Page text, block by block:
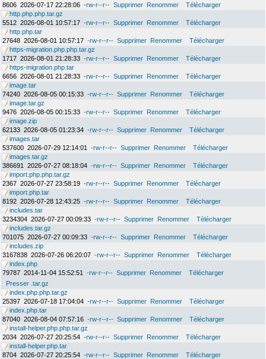
8606 2026-07-17 22:28:06 -rw-r--r-- Supprimer Renommer
Télécharger
http.php.php.tar.gz
5512 2026-08-01 10:57:17 -rw-r--r-- Supprimer Renommer
Télécharger
http.php.tar
27648 2026-08-01 10:57:17 -rw-r--r-- Supprimer Renommer
Télécharger
https-migration.php.php.tar.gz
1717 2026-08-01 21:28:33 -rw-r--r-- Supprimer Renommer
Télécharger
https-migration.php.tar
6656 2026-08-01 21:28:33 -rw-r--r-- Supprimer Renommer
Télécharger
image.tar
74240 2026-08-05 00:15:33 -rw-r--r-- Supprimer Renommer
Télécharger
image.tar.gz
9476 2026-08-05 00:15:33 -rw-r--r-- Supprimer Renommer
Télécharger
image.zip
62133 2026-08-05 01:23:34 -rw-r--r-- Supprimer Renommer
Télécharger
images.tar
537600 2026-07-29 12:14:01 -rw-r--r-- Supprimer Renommer
Télécharger
images.tar.gz
386691
2026-07-27 08:18:04 -rw-r--r-- Supprimer Renommer
Télécharger
import.php.php.tar.gz
2367 2026-07-27 23:58:19 -rw-r--r-- Supprimer Renommer
Télécharger
import.php.tar
8192 2026-07-28 12:43:25 -rw-r--r-- Supprimer Renommer
Télécharger
includes.tar
3234304 2026-07-27 00:09:33 -rw-r--r-- Supprimer Renommer
Télécharger
includes.tar.gz
701075 2026-07-27 00:09:33 -rw-r--r-- Supprimer Renommer
Télécharger
includes.zip
3167838 2026-07-26 06:20:07 -rw-r--r-- Supprimer Renommer
Télécharger
index.php
79787 2014-11-04 15:52:51 -rw-r--r-- Supprimer Renommer
Télécharger
Presser .tar.gz
index.php.php.tar.gz
25397 2026-07-18 17:04:04 -rw-r--r-- Supprimer Renommer
Télécharger
index.php.tar
87040 2026-08-04 07:57:16 -rw-r--r-- Supprimer Renommer
Télécharger
install-helper.php.php.tar.gz
2034 2026-07-27 20:25:54 -rw-r--r-- Supprimer Renommer
Télécharger
install-helper.php.tar
8704 2026-07-27 20:25:54 -rw-r--r-- Supprimer Renommer
Télécharger